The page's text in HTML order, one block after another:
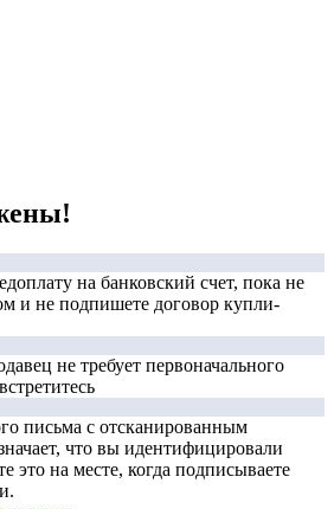
на банковский счет, пока не
и не подпишете договор купли-
не требует первоначального
письма с отсканированным
что вы идентифицировали
это на месте, когда подписываете